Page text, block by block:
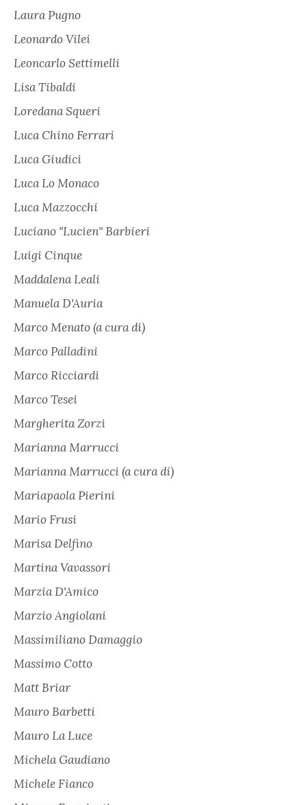
Laura Pugno
Leonardo Vilei
Leoncarlo Settimelli
Lisa Tibaldi
Loredana Squeri
Luca Chino Ferrari
Luca Giudici
Luca Lo Monaco
Luca Mazzocchi
Luciano "Lucien" Barbieri
Luigi Cinque
Maddalena Leali
Manuela D'Auria
Marco Menato (a cura di)
Marco Palladini
Marco Ricciardi
Marco Tesei
Margherita Zorzi
Marianna Marrucci
Marianna Marrucci (a cura di)
Mariapaola Pierini
Mario Frusi
Marisa Delfino
Martina Vavassori
Marzia D'Amico
Marzio Angiolani
Massimiliano Damaggio
Massimo Cotto
Matt Briar
Mauro Barbetti
Mauro La Luce
Michela Gaudiano
Michele Fianco